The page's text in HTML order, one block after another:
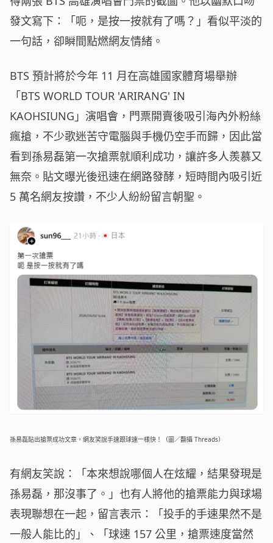
發文寫下：「呃，是按一按就有了嗎？」看似平淡的
一句話，卻瞬間點燃網友情緒。
BTS 預計將於今年 11 月在高雄國家體育場舉辦
「BTS WORLD TOUR 'ARIRANG' IN
KAOHSIUNG」演唱會，門票開賣後吸引海內外粉絲
瘋搶，不少歌迷苦守電腦與手機仍空手而歸，因此當
看到孫易磊第一次搶票就順利成功，讓許多人羨慕又
無奈。貼文曝光後迅速在網路發酵，短時間內吸引近
5 萬名網友按讚，不少人紛紛留言朝聖。
孫易磊貼出搶票成功文章，網友笑說手速跟球速一樣快！（圖／翻攝 Threads）
有網友笑說：「本來想說哪個人在炫耀，結果發現是
孫易磊，那沒事了。」也有人將他的搶票能力與球場
表現聯想在一起，留言表示：「投手的手速果然不是
一般人能比的」、「球速 157 公里，搶票速度當然